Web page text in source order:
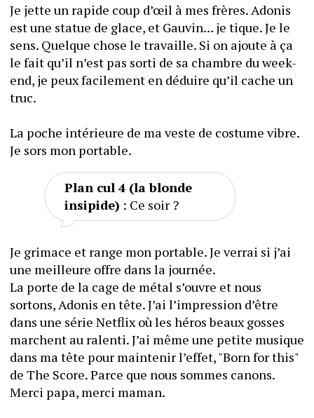
Je jette un rapide coup d’œil à mes frères. Adonis
est une statue de glace, et Gauvin… je tique. Je le
sens. Quelque chose le travaille. Si on ajoute à ça
le fait qu’il n’est pas sorti de sa chambre du week-
end, je peux facilement en déduire qu’il cache un
truc.
La poche intérieure de ma veste de costume vibre.
Je sors mon portable.
Plan cul 4 (la blonde
insipide) : Ce soir ?
Je grimace et range mon portable. Je verrai si j’ai
une meilleure offre dans la journée.
La porte de la cage de métal s’ouvre et nous
sortons, Adonis en tête. J’ai l’impression d’être
dans une série Netflix où les héros beaux gosses
marchent au ralenti. J’ai même une petite musique
dans ma tête pour maintenir l’effet, "Born for this"
de The Score. Parce que nous sommes canons.
Merci papa, merci maman.